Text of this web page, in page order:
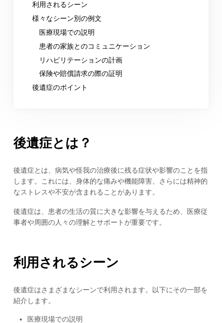
利用されるシーン
様々なシーン別の例文
医療現場での説明
患者の家族とのコミュニケーション
リハビリテーションの計画
保険や賠償請求の際の証明
後遺症のポイント
後遺症とは？
後遺症とは、病気や怪我の治療後に残る症状や影響のことを指
します。これには、身体的な痛みや機能障害、さらには精神的
なストレスや不安が含まれることがあります。
後遺症は、患者の生活の質に大きな影響を与えるため、医療従
事者や周囲の人々の理解とサポートが重要です。
利用されるシーン
後遺症はさまざまなシーンで利用されます。以下にその一部を
紹介します。
医療現場での説明